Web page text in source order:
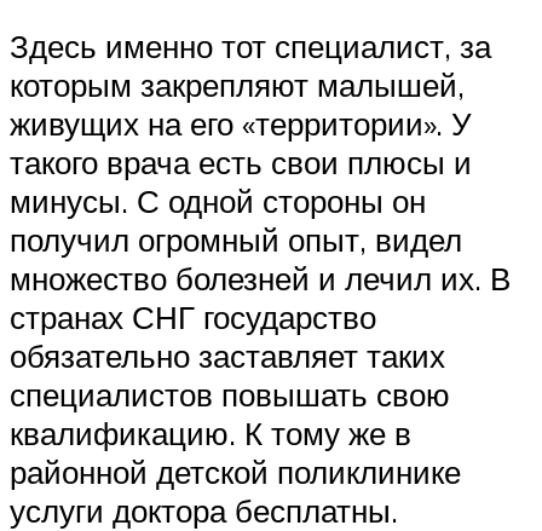
Здесь именно тот специалист, за
которым закрепляют малышей,
живущих на его «территории». У
такого врача есть свои плюсы и
минусы. С одной стороны он
получил огромный опыт, видел
множество болезней и лечил их. В
странах СНГ государство
обязательно заставляет таких
специалистов повышать свою
квалификацию. К тому же в
районной детской поликлинике
услуги доктора бесплатны.